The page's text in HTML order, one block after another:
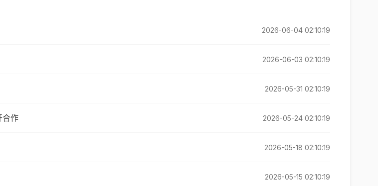
2026-06-04 02:10:19
2026-06-03 02:10:19
2026-05-31 02:10:19
合作 2026-05-24 02:10:19
2026-05-18 02:10:19
2026-05-15 02:10:19